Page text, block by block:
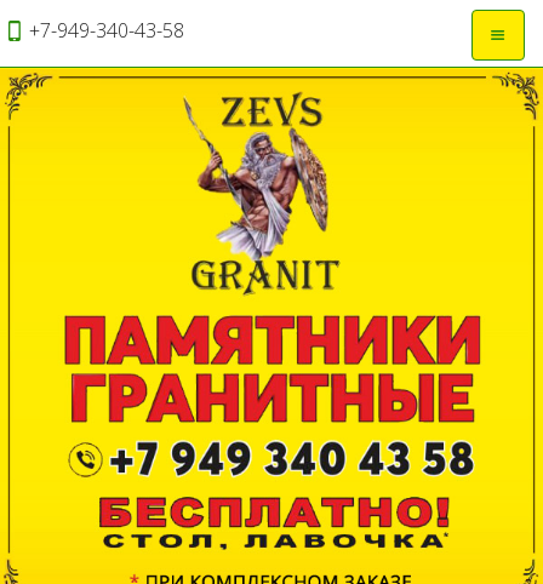
+7-949-340-43-58